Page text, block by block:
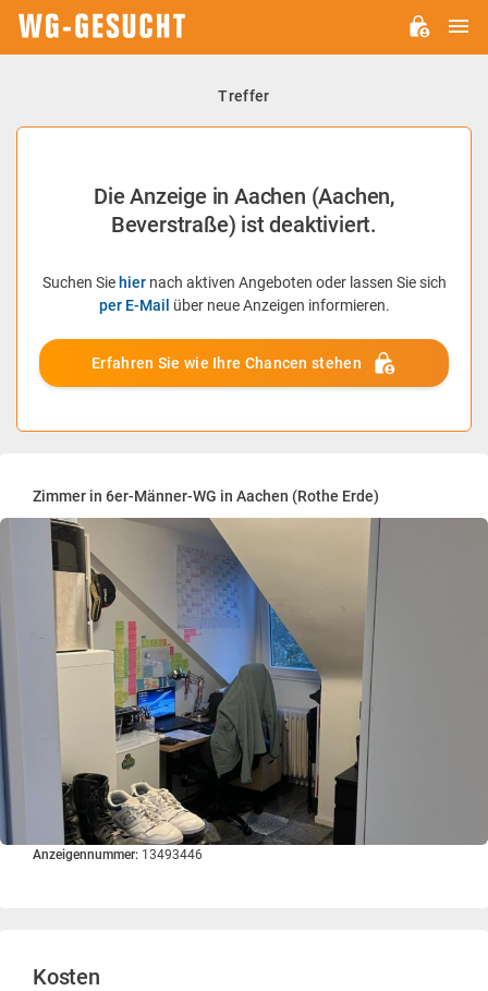
Treffer
Die Anzeige in Aachen (Aachen,
Beverstraße) ist deaktiviert.
Suchen Sie hiernach aktiven Angeboten oder lassen Sie sich
per E-Mail über neue Anzeigen informieren.
Erfahren Sie wie Ihre Chancen stehen
Zimmer in 6er-Männer-WG in Aachen (Rothe Erde)
Anzeigennummer: 13493446
Kosten